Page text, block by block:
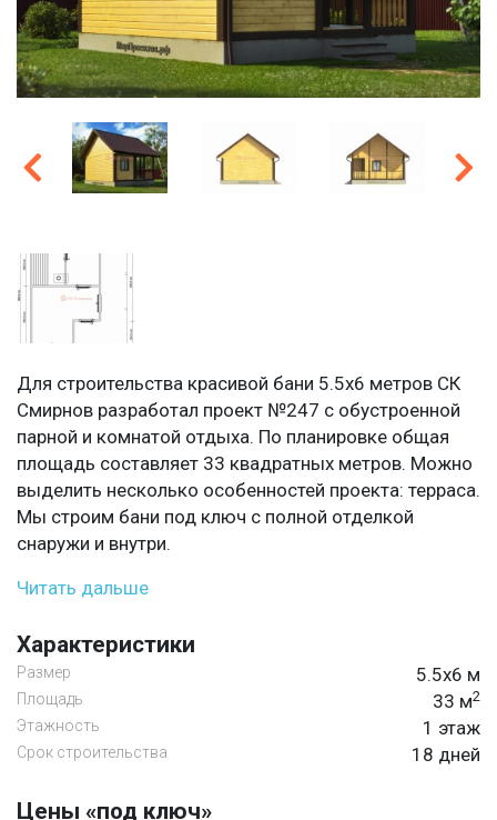
Для строительства красивой бани 5.5х6 метров СК
Смирнов разработал проект №247 с обустроенной
парной и комнатой отдыха. По планировке общая
площадь составляет 33 квадратных метров. Можно
выделить несколько особенностей проекта: терраса.
Мы строим бани под ключ с полной отделкой
снаружи и внутри.
Читать дальше
Характеристики
Размер 5.5х6 м
Площадь 33 м2
Этажность 1 этаж
Срок строительства 18 дней
Цены «под ключ»